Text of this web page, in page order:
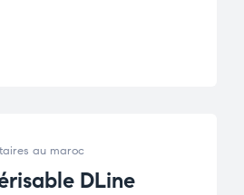
au maroc
DLine